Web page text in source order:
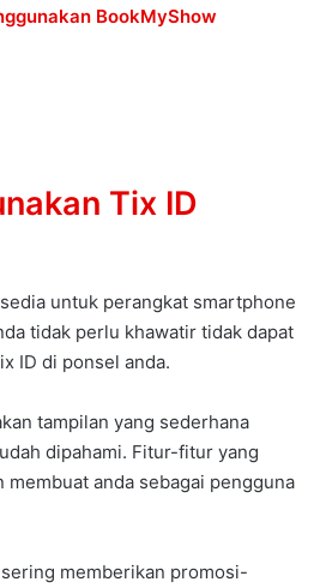
BookMyShow
Tix ID
untuk perangkat smartphone
tidak perlu khawatir tidak dapat
ID di ponsel anda.
tampilan yang sederhana
dipahami. Fitur-fitur yang
membuat anda sebagai pengguna
memberikan promosi-